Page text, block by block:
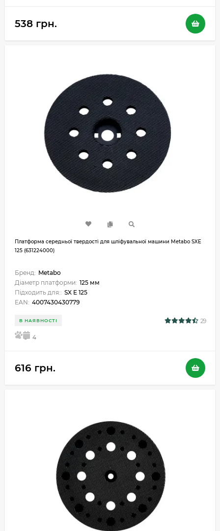
538 грн.
Платформа середньої твердості для шліфувальної машини Metabo SXE
125 (631224000)
Бренд: Metabo
Діаметр платформи: 125 мм
Підходить для:: SX E 125
EAN: 4007430430779
В НАЯВНОСТІ 29
5 4
616 грн.